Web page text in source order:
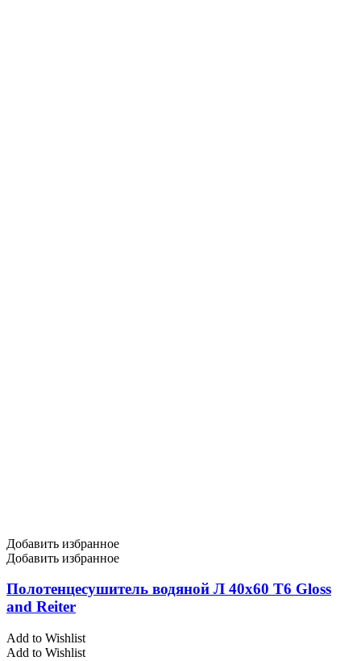
Добавить избранное
Добавить избранное
Полотенцесушитель водяной Л 40х60 Т6 Gloss
and Reiter
Add to Wishlist
Add to Wishlist